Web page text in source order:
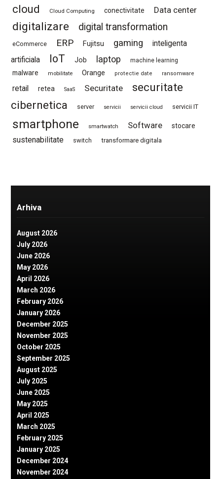
cloud Cloud Computing conectivitate Data center
digitalizare digital transformation
eCommerce ERP Fujitsu gaming
inteligenta
artificiala
IoT Job laptop machine learning
malware mobilitate Orange protectie date ransomware
retail retea SaaS Securitate
securitate
cibernetica
server servicii servicii cloud servicii IT
smartphone smartwatch Software stocare
sustenabilitate switch transformare digitala
Arhiva
August 2026
July 2026
June 2026
May 2026
April 2026
March 2026
February 2026
January 2026
December 2025
November 2025
October 2025
September 2025
August 2025
July 2025
June 2025
May 2025
April 2025
March 2025
February 2025
January 2025
December 2024
November 2024